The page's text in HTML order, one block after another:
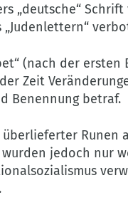
„deutsche“
„Judenlettern“
(nach der
Zeit
Benennung betraf.
Runen
jedoch nur